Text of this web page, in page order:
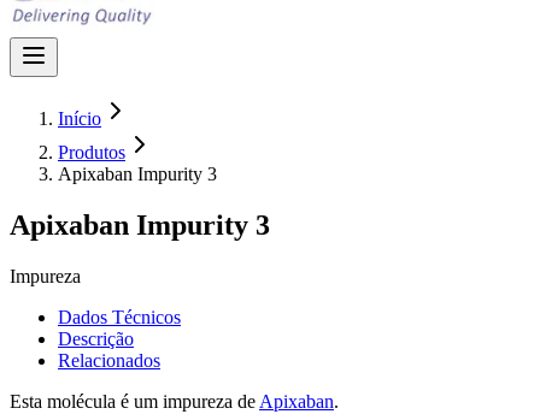
Início
Produtos
Apixaban Impurity 3
Apixaban Impurity 3
Impureza
Dados Técnicos
Descrição
Relacionados
Esta molécula é um impureza de Apixaban.